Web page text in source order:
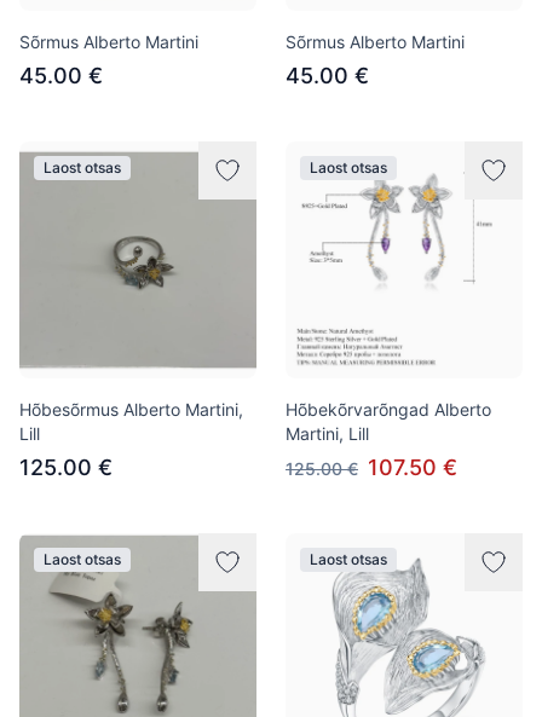
Sõrmus Alberto Martini
45.00 €
Sõrmus Alberto Martini
45.00 €
Laost otsas
Hõbesõrmus Alberto Martini,
Lill
125.00 €
Laost otsas
Hõbekõrvarõngad Alberto
Martini, Lill
125.00 € 107.50 €
Laost otsas Laost otsas